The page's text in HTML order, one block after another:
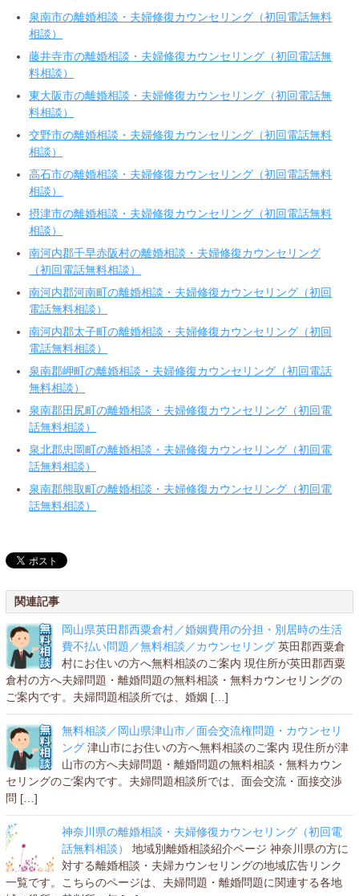
泉南市の離婚相談・夫婦修復カウンセリング（初回電話無料
相談）
藤井寺市の離婚相談・夫婦修復カウンセリング（初回電話無
料相談）
東大阪市の離婚相談・夫婦修復カウンセリング（初回電話無
料相談）
交野市の離婚相談・夫婦修復カウンセリング（初回電話無料
相談）
高石市の離婚相談・夫婦修復カウンセリング（初回電話無料
相談）
摂津市の離婚相談・夫婦修復カウンセリング（初回電話無料
相談）
南河内郡千早赤阪村の離婚相談・夫婦修復カウンセリング
（初回電話無料相談）
南河内郡河南町の離婚相談・夫婦修復カウンセリング（初回
電話無料相談）
南河内郡太子町の離婚相談・夫婦修復カウンセリング（初回
電話無料相談）
泉南郡岬町の離婚相談・夫婦修復カウンセリング（初回電話
無料相談）
泉南郡田尻町の離婚相談・夫婦修復カウンセリング（初回電
話無料相談）
泉北郡忠岡町の離婚相談・夫婦修復カウンセリング（初回電
話無料相談）
泉南郡熊取町の離婚相談・夫婦修復カウンセリング（初回電
話無料相談）
関連記事
岡山県英田郡西粟倉村／婚姻費用の分担・別居時の生活
費不払い問題／無料相談／カウンセリング 英田郡西粟倉
村にお住いの方へ無料相談のご案内 現住所が英田郡西粟
倉村の方へ夫婦問題・離婚問題の無料相談・無料カウンセリングの
ご案内です。夫婦問題相談所では、婚姻 […]
無料相談／岡山県津山市／面会交流権問題・カウンセリ
ング 津山市にお住いの方へ無料相談のご案内 現住所が津
山市の方へ夫婦問題・離婚問題の無料相談・無料カウン
セリングのご案内です。夫婦問題相談所では、面会交流・面接交渉
問 […]
神奈川県の離婚相談・夫婦修復カウンセリング（初回電
話無料相談）
地域別離婚相談紹介ページ 神奈川県の方に
対する離婚相談・夫婦カウンセリングの地域広告リンク
一覧です。こちらのページは、夫婦問題・離婚問題に関連する各地